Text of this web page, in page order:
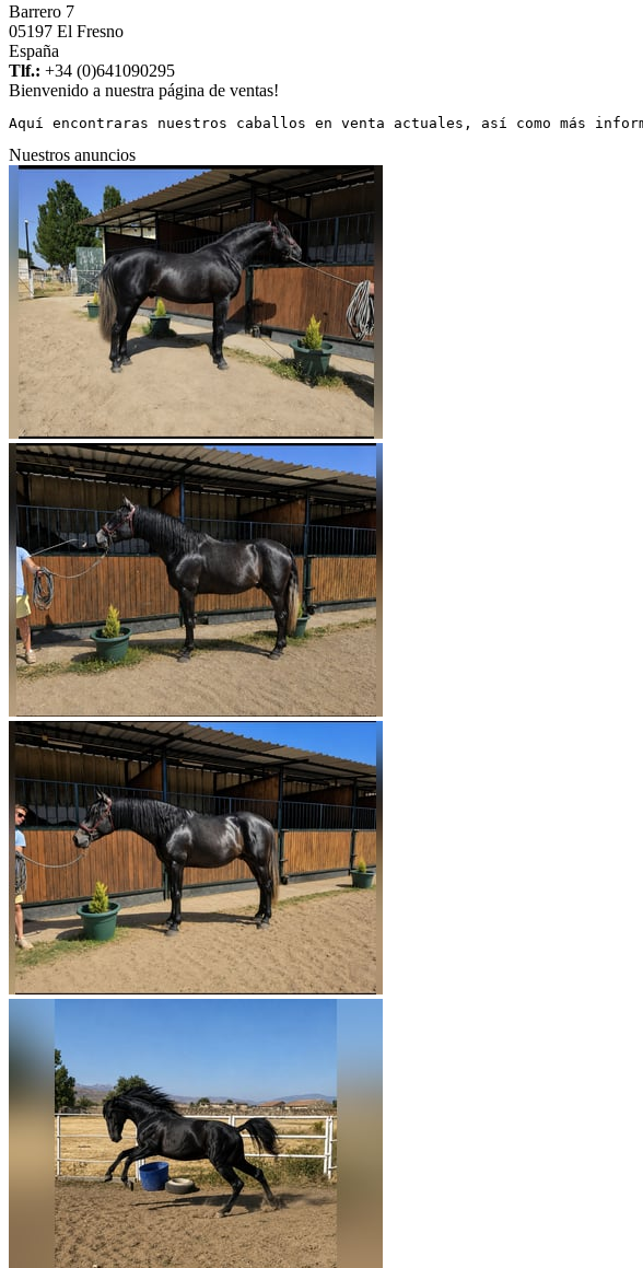
Barrero 7
05197 El Fresno
España
Tlf.: +34 (0)641090295
Bienvenido a nuestra página de ventas!
Aquí encontraras nuestros caballos en venta actuales, así como más
Nuestros anuncios